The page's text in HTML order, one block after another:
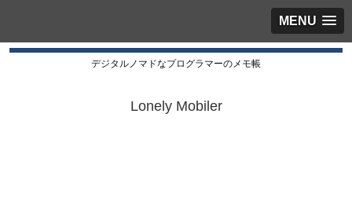
MENU
デジタルノマドなプログラマーのメモ帳
Lonely Mobiler